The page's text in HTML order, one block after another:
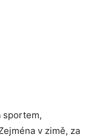
sportem,
v zimě, za